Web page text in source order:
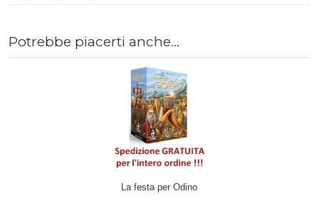
Potrebbe piacerti anche...
La festa per Odino